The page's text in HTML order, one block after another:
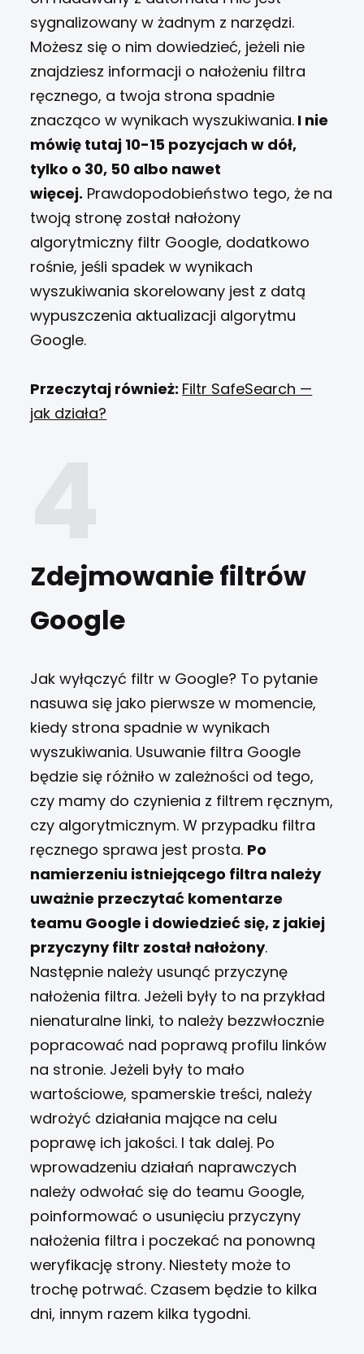
sygnalizowany w żadnym z narzędzi.
Możesz się o nim dowiedzieć, jeżeli nie
znajdziesz informacji o nałożeniu filtra
ręcznego, a twoja strona spadnie
znacząco w wynikach wyszukiwania. I nie
mówię tutaj 10-15 pozycjach w dół,
tylko o 30, 50 albo nawet
więcej. Prawdopodobieństwo tego, że na
twoją stronę został nałożony
algorytmiczny filtr Google, dodatkowo
rośnie, jeśli spadek w wynikach
wyszukiwania skorelowany jest z datą
wypuszczenia aktualizacji algorytmu
Google.
Przeczytaj również: Filtr SafeSearch —
jak działa?
Zdejmowanie filtrów
Google
Jak wyłączyć filtr w Google? To pytanie
nasuwa się jako pierwsze w momencie,
kiedy strona spadnie w wynikach
wyszukiwania. Usuwanie filtra Google
będzie się różniło w zależności od tego,
czy mamy do czynienia z filtrem ręcznym,
czy algorytmicznym. W przypadku filtra
ręcznego sprawa jest prosta. Po
namierzeniu istniejącego filtra należy
uważnie przeczytać komentarze
teamu Google i dowiedzieć się, z jakiej
przyczyny filtr został nałożony.
Następnie należy usunąć przyczynę
nałożenia filtra. Jeżeli były to na przykład
nienaturalne linki, to należy bezzwłocznie
popracować nad poprawą profilu linków
na stronie. Jeżeli były to mało
wartościowe, spamerskie treści, należy
wdrożyć działania mające na celu
poprawę ich jakości. I tak dalej. Po
wprowadzeniu działań naprawczych
należy odwołać się do teamu Google,
poinformować o usunięciu przyczyny
nałożenia filtra i poczekać na ponowną
weryfikację strony. Niestety może to
trochę potrwać. Czasem będzie to kilka
dni, innym razem kilka tygodni.